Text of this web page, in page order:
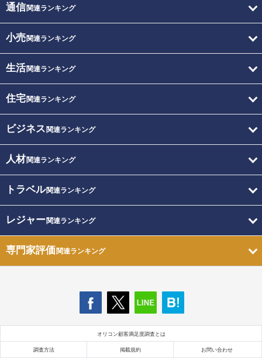
通信関連ランキング
小売関連ランキング
生活関連ランキング
住宅関連ランキング
ビジネス 関連ランキング
人材関連ランキング
トラベル関連ランキング
レジャー関連ランキング
専門家評価関連ランキング
オリコン顧客満足度調査とは
調査方法 掲載規約 お問い合わせ